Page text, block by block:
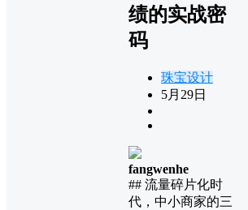
绩的实战密
码
珠宝设计
5月29日
fangwenhe
## 流量碎片化时
代，中小商家的三